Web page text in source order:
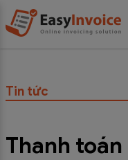
Tin tức
Thanh